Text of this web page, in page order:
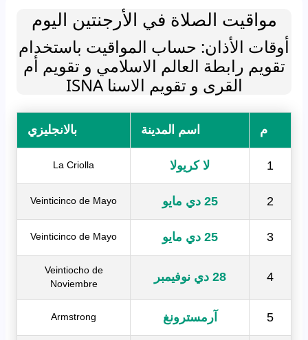
مواقيت الصلاة في الأرجنتين اليوم
أوقات الأذان: حساب المواقيت باستخدام
تقويم رابطة العالم الاسلامي و تقويم أم
القرى و تقويم الاسنا ISNA
م اسم المدينة بالانجليزي
1 لا كريولا La Criolla
2 25 دي مايو Veinticinco de Mayo
3 25 دي مايو Veinticinco de Mayo
4 28 دي نوفيمبر
Veintiocho de
Noviembre
5 آرمسترونغ Armstrong